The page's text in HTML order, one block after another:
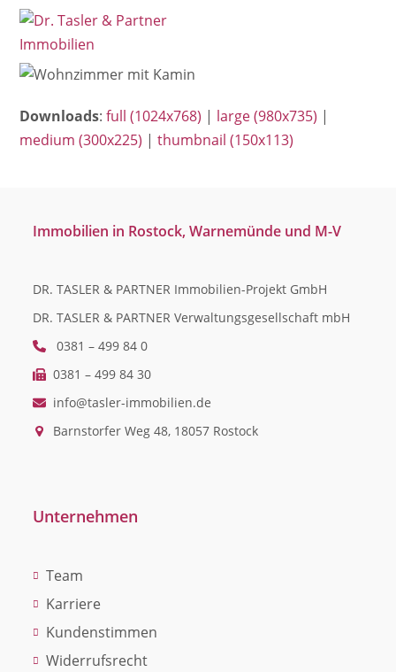
Skip
content
Open
mobile
menu
Close
mobile
menu
Downloads:full (1024x768) | large (980x735) |
medium (300x225) |thumbnail (150x113)
Immobilien in Rostock, Warnemünde und M-V
DR. TASLER & PARTNER Immobilien-Projekt GmbH
DR. TASLER & PARTNER Verwaltungsgesellschaft mbH
0381 – 499 84 0
0381 – 499 84 30
info@tasler-immobilien.de
Barnstorfer Weg 48, 18057 Rostock
Unternehmen
Team
Karriere
Kundenstimmen
Widerrufsrecht